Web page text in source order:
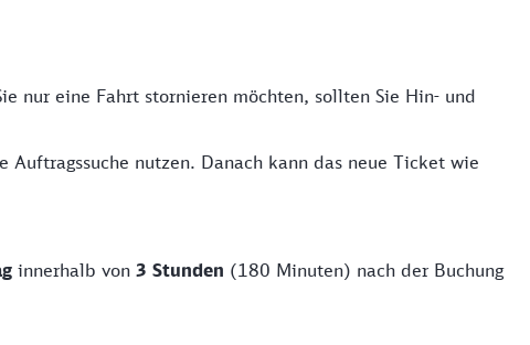
nur eine Fahrt stornieren möchten, sollten Sie Hin- und
nutzen. Danach kann das neue Ticket wie
innerhalb von 3 Stunden (180 Minuten) nach der Buchung